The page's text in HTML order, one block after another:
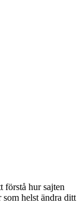
förstå hur sajten
helst ändra ditt